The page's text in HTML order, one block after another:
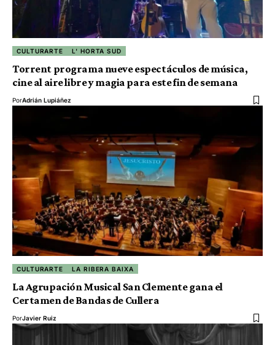
CULTURARTE L' HORTA SUD
Torrent programa nueve espectáculos de música,
cine al aire libre y magia para este fin de semana
PorAdrián Lupiáñez
CULTURARTE LA RIBERA BAIXA
La Agrupación Musical San Clemente gana el
Certamen de Bandas de Cullera
PorJavier Ruiz